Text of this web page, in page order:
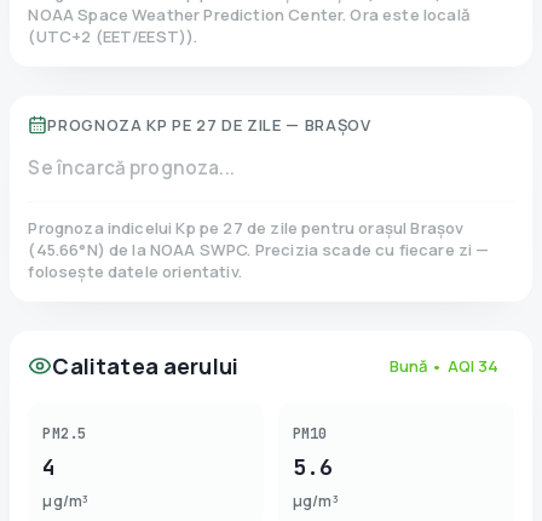
NOAA Space Weather Prediction Center. Ora este locală
(UTC+2 (EET/EEST)).
PROGNOZA KP PE 27 DE ZILE — BRAȘOV
Se încarcă prognoza...
Prognoza indicelui Kp pe 27 de zile pentru orașul Brașov
(45.66°N)de la NOAA SWPC. Precizia scade cu fiecare zi —
folosește datele orientativ.
Calitatea aerului Bună • AQI 34
PM2.5
4
µg/m³
PM10
5.6
µg/m³